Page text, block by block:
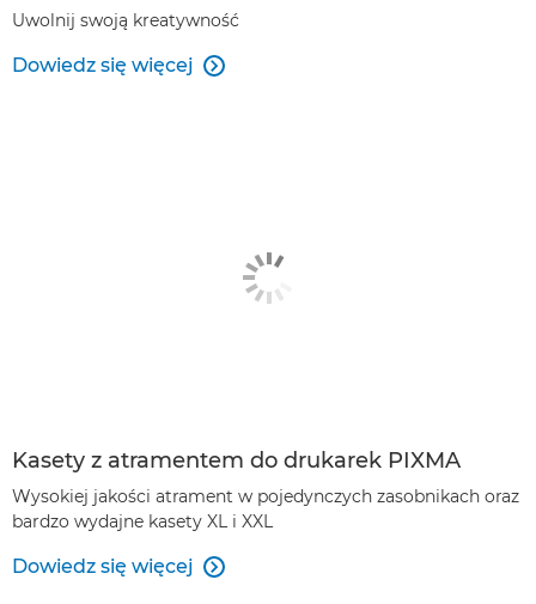
Uwolnij swoją kreatywność
Dowiedz się więcej 
Kasety z atramentem do drukarek PIXMA
Wysokiej jakości atrament w pojedynczych zasobnikach oraz
bardzo wydajne kasety XL i XXL
Dowiedz się więcej 